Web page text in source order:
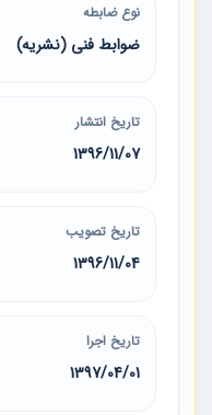
نوع ضابطه
ضوابط فنی (نشریه)
تاریخ انتشار
1396/11/07
تاریخ تصویب
1396/11/04
تاریخ اجرا
1397/04/01